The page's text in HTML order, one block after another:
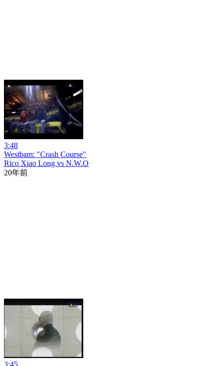
3:48
Westbam: "Crash Course"
Rico Xiao Long vs N.W.O
20年前